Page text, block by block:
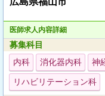
医師求人内容詳細
募集科目
内科
消化器内科 神
リハビリテーション科